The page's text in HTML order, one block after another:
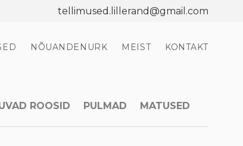
tellimused.lillerand@gmail.com
NÕUANDENURK MEIST KONTAKT
ROOSID PULMAD MATUSED